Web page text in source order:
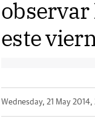
observar
este
Wednesday, 21 May